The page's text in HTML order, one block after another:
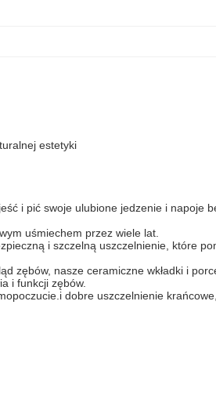
estetyki
i pić swoje ulubione jedzenie i napoje
uśmiechem przez wiele lat.
i szczelną uszczelnienie, które
zębów, nasze ceramiczne wkładki i
i funkcji zębów.
dobre uszczelnienie